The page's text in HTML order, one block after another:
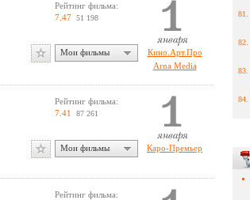
Кино.Арт.Про
Arna Media
Рейтинг фильма:
7.47 51 198
Мои фильмы
Каро-Премьер
Рейтинг фильма:
7.41 87 261
Мои фильмы
Рейтинг фильма:
81.
82.
83.
84.